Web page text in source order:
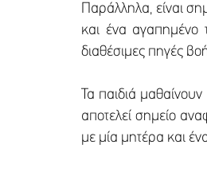
Παράλληλα, είναι
και ένα αγαπημένο
διαθέσιμες πηγές
Τα παιδιά
αποτελεί σημείο
με μία μητέρα και